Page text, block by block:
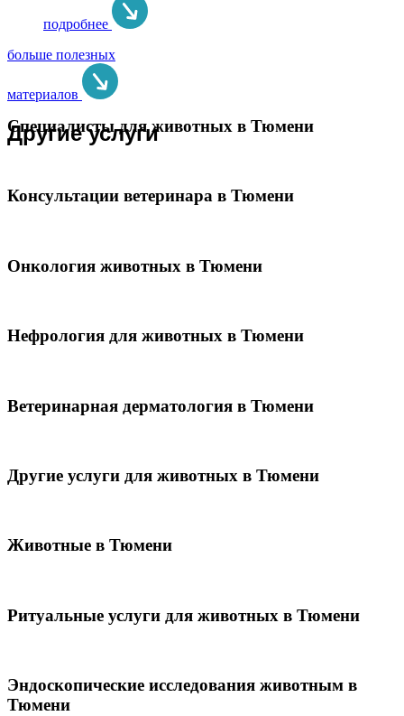
подробнее
больше полезных
материалов
Другие услуги
Специалисты для животных в Тюмени
Консультации ветеринара в Тюмени
Онкология животных в Тюмени
Нефрология для животных в Тюмени
Ветеринарная дерматология в Тюмени
Другие услуги для животных в Тюмени
Животные в Тюмени
Ритуальные услуги для животных в Тюмени
Эндоскопические исследования животным в
Тюмени